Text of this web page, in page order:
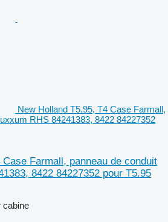
New Holland T5.95, T4 Case Farmall,
RHS 84241383, 8422 84227352
Farmall, panneau de conduit
8422 84227352 pour T5.95
cabine